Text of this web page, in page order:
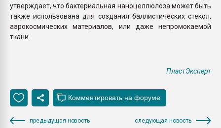
утверждает, что бактериальная наноцеллюлоза может быть
также использована для создания баллистических стекол,
аэрокосмических материалов, или даже непромокаемой
ткани.
ПластЭксперт
предыдущая новость следующая новость